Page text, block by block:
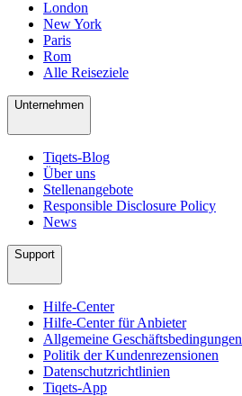
London
New York
Paris
Rom
Alle Reiseziele
Unternehmen
Tiqets-Blog
Über uns
Stellenangebote
Responsible Disclosure Policy
News
Support
Hilfe-Center
Hilfe-Center für Anbieter
Allgemeine Geschäftsbedingungen
Politik der Kundenrezensionen
Datenschutzrichtlinien
Tiqets-App